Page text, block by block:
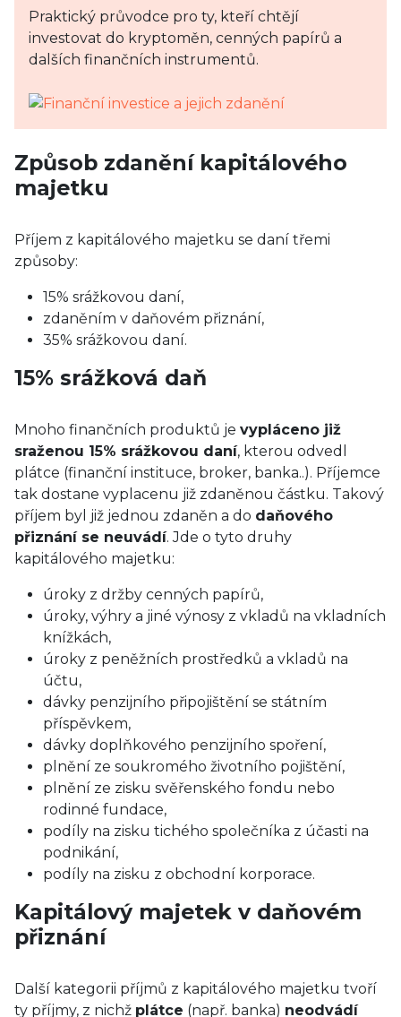
Praktický průvodce pro ty, kteří chtějí
investovat do kryptoměn, cenných papírů a
dalších finančních instrumentů.
Způsob zdanění kapitálového
majetku
Příjem z kapitálového majetku se daní třemi
způsoby:
15% srážkovou daní,
zdaněním v daňovém přiznání,
35% srážkovou daní.
15% srážková daň
Mnoho finančních produktů je vypláceno již
sraženou 15% srážkovou daní, kterou odvedl
plátce (finanční instituce, broker, banka..). Příjemce
tak dostane vyplacenu již zdaněnou částku. Takový
příjem byl již jednou zdaněn a do daňového
přiznání se neuvádí. Jde o tyto druhy
kapitálového majetku:
úroky z držby cenných papírů,
úroky, výhry a jiné výnosy z vkladů na vkladních
knížkách,
úroky z peněžních prostředků a vkladů na
účtu,
dávky penzijního připojištění se státním
příspěvkem,
dávky doplňkového penzijního spoření,
plnění ze soukromého životního pojištění,
plnění ze zisku svěřenského fondu nebo
rodinné fundace,
podíly na zisku tichého společníka z účasti na
podnikání,
podíly na zisku z obchodní korporace.
Kapitálový majetek v daňovém
přiznání
Další kategorii příjmů z kapitálového majetku tvoří
ty příjmy, z nichž plátce (např. banka) neodvádí